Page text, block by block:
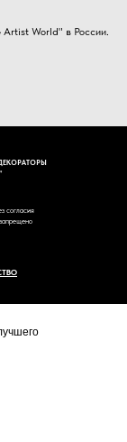
Artist World" в России.
согласия